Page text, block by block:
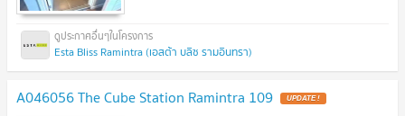
Esta Bliss Ramintra (เอสต้า บลิซ รามอินทรา)
A046056 The Cube Station Ramintra 109 UPDATE !